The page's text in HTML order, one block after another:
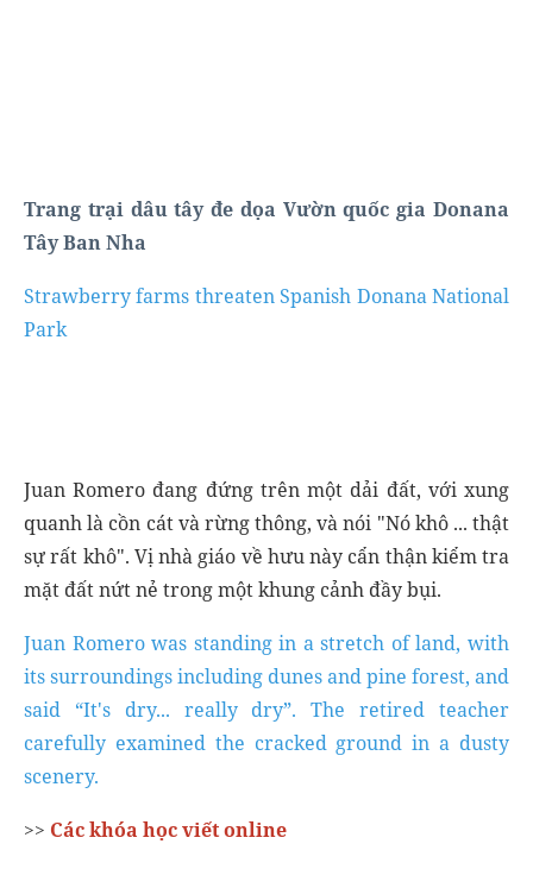
Trang trại dâu tây đe dọa Vườn quốc gia Donana
Tây Ban Nha
Strawberry farms threaten Spanish Donana National
Park
Juan Romero đang đứng trên một dải đất, với xung
quanh là cồn cát và rừng thông, và nói "Nó khô ... thật
sự rất khô". Vị nhà giáo về hưu này cẩn thận kiểm tra
mặt đất nứt nẻ trong một khung cảnh đầy bụi.
Juan Romero was standing in a stretch of land, with
its surroundings including dunes and pine forest, and
said “It's dry... really dry”. The retired teacher
carefully examined the cracked ground in a dusty
scenery.
>> Các khóa học viết online